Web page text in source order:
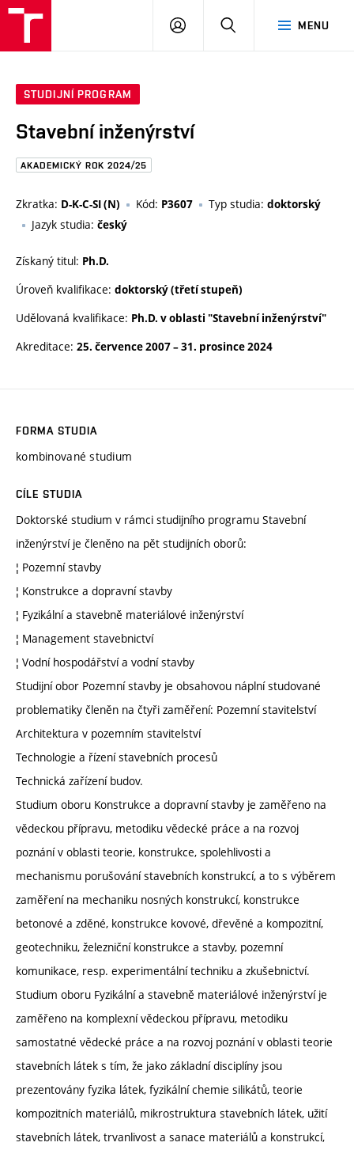
Brno
MENU
PŘIHLÁSIT
STUDIJNÍ PROGRAM
Stavební inženýrství
AKADEMICKÝ ROK 2024/25
Zkratka: D-K-C-SI (N) Kód: P3607 Typ studia: doktorský
Jazyk studia: český
Získaný titul: Ph.D.
Úroveň kvalifikace: doktorský (třetí stupeň)
Udělovaná kvalifikace: Ph.D. v oblasti "Stavební inženýrství"
Akreditace: 25. července 2007–31. prosince 2024
FORMA STUDIA
kombinované studium
CÍLE STUDIA
Doktorské studium v rámci studijního programu Stavební
inženýrství je členěno na pět studijních oborů:
¦ Pozemní stavby
¦ Konstrukce a dopravní stavby
¦ Fyzikální a stavebně materiálové inženýrství
¦ Management stavebnictví
¦ Vodní hospodářství a vodní stavby
Studijní obor Pozemní stavby je obsahovou náplní studované
problematiky členěn na čtyři zaměření: Pozemní stavitelství
Architektura v pozemním stavitelství
Technologie a řízení stavebních procesů
Technická zařízení budov.
Studium oboru Konstrukce a dopravní stavby je zaměřeno na
vědeckou přípravu, metodiku vědecké práce a na rozvoj
poznání v oblasti teorie, konstrukce, spolehlivosti a
mechanismu porušování stavebních konstrukcí, a to s výběrem
zaměření na mechaniku nosných konstrukcí, konstrukce
betonové a zděné, konstrukce kovové, dřevěné a kompozitní,
geotechniku, železniční konstrukce a stavby, pozemní
komunikace, resp. experimentální techniku a zkušebnictví.
Studium oboru Fyzikální a stavebně materiálové inženýrství je
zaměřeno na komplexní vědeckou přípravu, metodiku
samostatné vědecké práce a na rozvoj poznání v oblasti teorie
stavebních látek s tím, že jako základní disciplíny jsou
prezentovány fyzika látek, fyzikální chemie silikátů, teorie
kompozitních materiálů, mikrostruktura stavebních látek, užití
stavebních látek, trvanlivost a sanace materiálů a konstrukcí,